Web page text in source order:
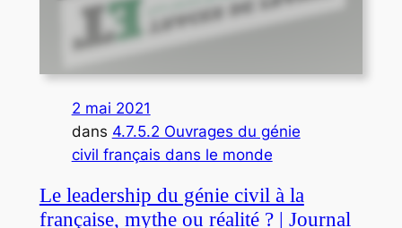
2 mai 2021
dans 4.7.5.2 Ouvrages du génie
civil français dans le monde
Le leadership du génie civil à la
française, mythe ou réalité ? | Journal